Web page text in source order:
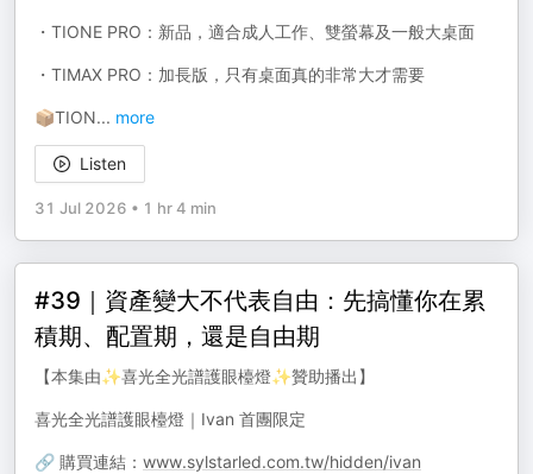
・TIONE PRO：新品，適合成人工作、雙螢幕及一般大桌面
・TIMAX PRO：加長版，只有桌面真的非常大才需要
📦TION... more
Listen
31 Jul 2026 • 1 hr 4 min
#39｜資產變大不代表自由：先搞懂你在累
積期、配置期，還是自由期
【本集由✨喜光全光譜護眼檯燈✨贊助播出】
喜光全光譜護眼檯燈｜Ivan 首團限定
🔗 購買連結： www.sylstarled.com.tw/hidden/ivan